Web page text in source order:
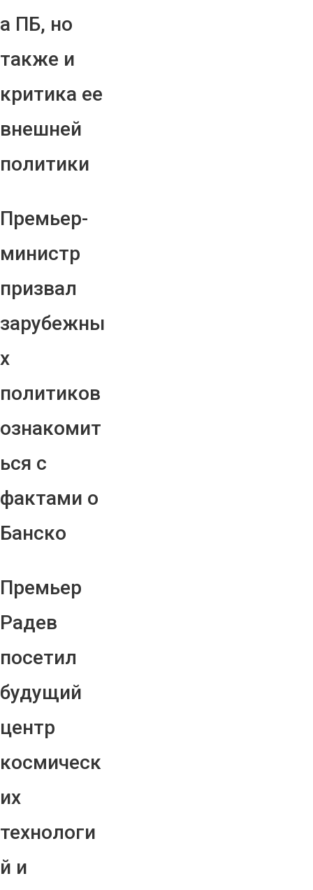
а ПБ, но
также и
критика ее
внешней
политики
Премьер-
министр
призвал
зарубежны
х
политиков
ознакомит
ься с
фактами о
Банско
Премьер
Радев
посетил
будущий
центр
космическ
их
технологи
й и